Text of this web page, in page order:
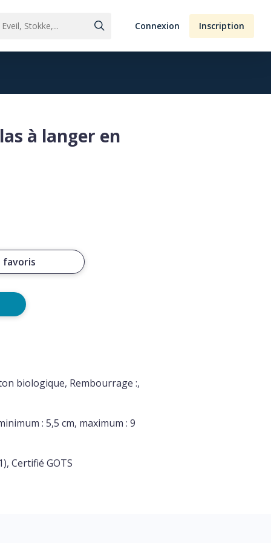
Connexion Inscription
à langer en
favoris
biologique, Rembourrage :,
: 5,5 cm, maximum : 9
Certifié GOTS